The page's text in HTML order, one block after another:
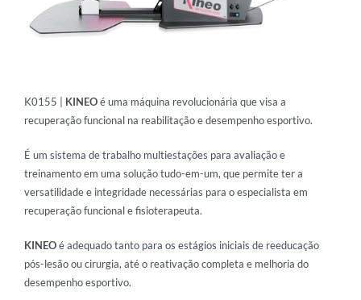
K0155 | KINEOé uma máquina revolucionária que visa a
recuperação funcional na reabilitação e desempenho esportivo.
É um sistema de trabalho multiestações para avaliação e
treinamento em uma solução tudo-em-um, que permite ter a
versatilidade e integridade necessárias para o especialista em
recuperação funcional e fisioterapeuta.
KINEOé adequado tanto para os estágios iniciais de reeducação
pós-lesão ou cirurgia, até o reativação completa e melhoria do
desempenho esportivo.